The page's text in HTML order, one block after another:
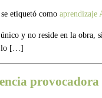
etiquetó como aprendizaje
y no reside en la obra,
lo […]
provocadora